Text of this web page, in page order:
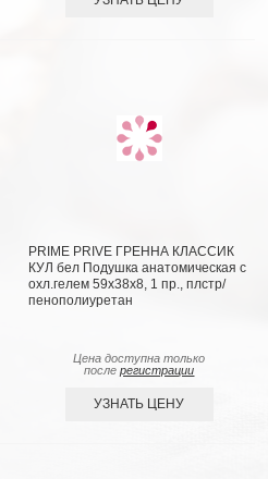
PRIME PRIVE ГРЕННА КЛАССИК
КУЛ бел Подушка анатомическая с
охл.гелем 59х38х8, 1 пр., плстр/
пенополиуретан
Цена доступна только
послерегистрации
УЗНАТЬ ЦЕНУ